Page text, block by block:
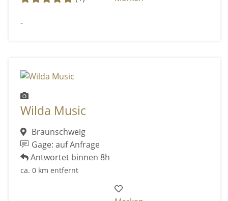
-
Wilda Music
Braunschweig
Gage: auf Anfrage
Antwortet binnen 8h
ca. 0 km entfernt